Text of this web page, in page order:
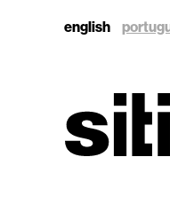
english
sitio